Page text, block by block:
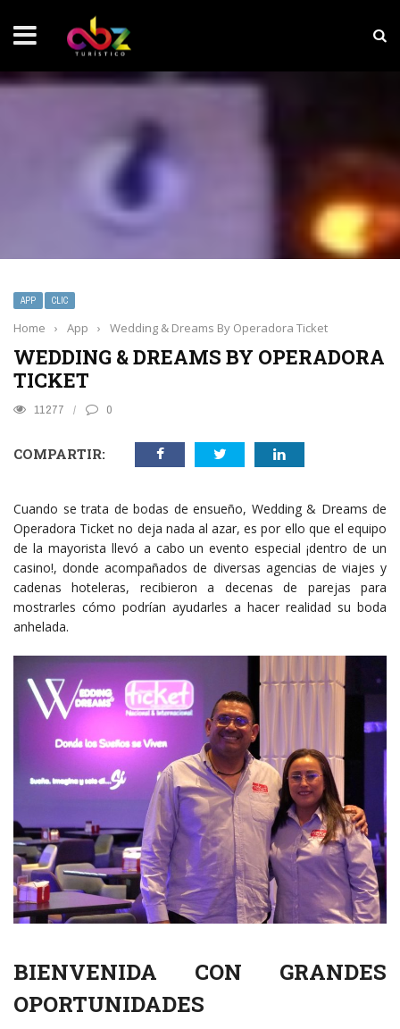
NOTICIAS SOBRESALIENTES
APP CLIC
Home › App › Wedding & Dreams By Operadora Ticket
WEDDING & DREAMS BY OPERADORA
TICKET
11277 0
COMPARTIR:
Cuando se trata de bodas de ensueño, Wedding & Dreams de
Operadora Ticket no deja nada al azar, es por ello que el equipo
de la mayorista llevó a cabo un evento especial ¡dentro de un
casino!, donde acompañados de diversas agencias de viajes y
cadenas hoteleras, recibieron a decenas de parejas para
mostrarles cómo podrían ayudarles a hacer realidad su boda
anhelada.
BIENVENIDA CON GRANDES
OPORTUNIDADES